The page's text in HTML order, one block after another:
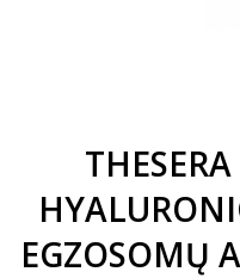
EGZOSOMŲ